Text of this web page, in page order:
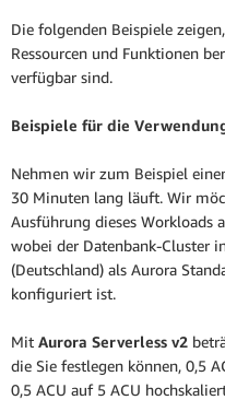
Die folgenden Beispiele
Ressourcen und Funktionen
verfügbar sind.
Beispiele für die
Nehmen wir zum Beispiel
30 Minuten lang läuft. Wir
Ausführung dieses Workloads
wobei der Datenbank-Cluster
(Deutschland) als Aurora
konfiguriert ist.
Mit Aurora Serverless v2
die Sie festlegen können, 0,5
0,5 ACU auf 5 ACU